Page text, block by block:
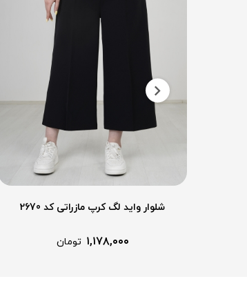
شلوار واید لگ کرپ مازراتی کد 2670
۱,۱۷۸,۰۰۰ تومان